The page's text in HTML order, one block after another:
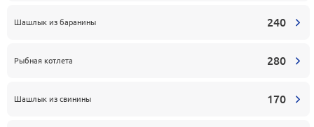
Шашлык из баранины 240
Рыбная котлета 280
Шашлык из свинины 170